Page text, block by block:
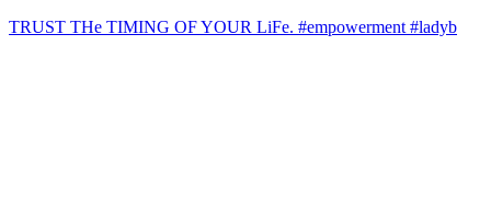
TRUST THe TIMING OF YOUR LiFe. #empowerment #ladyb